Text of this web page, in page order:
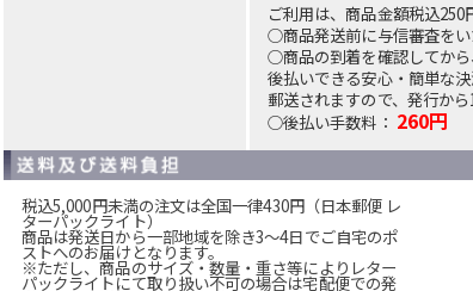
ご利用は、商品金額税込250
○商品発送前に与信審査をい
○商品の到着を確認してか
後払いできる安心・簡単な
郵送されますので、発行か
○後払い手数料： 260円
税込5,000円未満の注文は全国一律430円（日本郵便 レ
ターパックライト）
商品は発送日から一部地域を除き3～4日でご自宅のポ
ストへのお届けとなります。
※ただし、商品のサイズ・数量・重さ等によりレター
パックライトにて取り扱い不可の場合は宅配便での発